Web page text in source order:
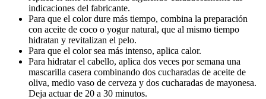
indicaciones del fabricante.
Para que el color dure más tiempo, combina la preparación
con aceite de coco o yogur natural, que al mismo tiempo
hidratan y revitalizan el pelo.
Para que el color sea más intenso, aplica calor.
Para hidratar el cabello, aplica dos veces por semana una
mascarilla casera combinando dos cucharadas de aceite de
oliva, medio vaso de cerveza y dos cucharadas de mayonesa.
Deja actuar de 20 a 30 minutos.